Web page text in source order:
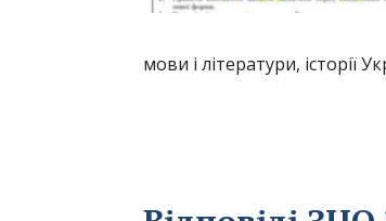
мови і літератури, історії